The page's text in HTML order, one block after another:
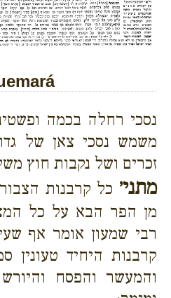
נסכי רחלה בכמה
משמש נסכי צאן של
זכרים ושל נקבות חוץ
מתני׳ כל קרבנות
מן הפר הבא על כל
רבי שמעון אומר אף
קרבנות היחיד טעונין
והמעשר והפסח